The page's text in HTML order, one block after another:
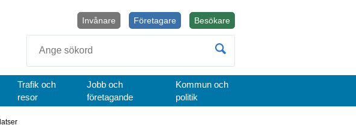
BesökareÖppnas i nytt fönster.
Företagare
Invånare
Trafik och
resor
Jobb och
företagande
Kommun och
politik